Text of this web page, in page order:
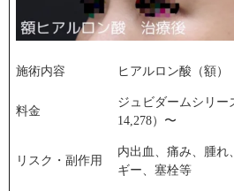
施術内容 ヒアルロン酸（額）
料金
ジュビダームシリー
14,278）〜
リスク・副作用
内出血、痛み、腫れ
ギー、塞栓等